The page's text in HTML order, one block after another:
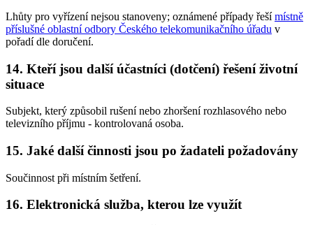
Lhůty pro vyřízení nejsou stanoveny; oznámené případy řešímístně
příslušné oblastní odbory Českého telekomunikačního úřadu v
pořadí dle doručení.
14. Kteří jsou další účastníci (dotčení) řešení životní
situace
Subjekt, který způsobil rušení nebo zhoršení rozhlasového nebo
televizního příjmu - kontrolovaná osoba.
15. Jaké další činnosti jsou po žadateli požadovány
Součinnost při místním šetření.
16. Elektronická služba, kterou lze využít